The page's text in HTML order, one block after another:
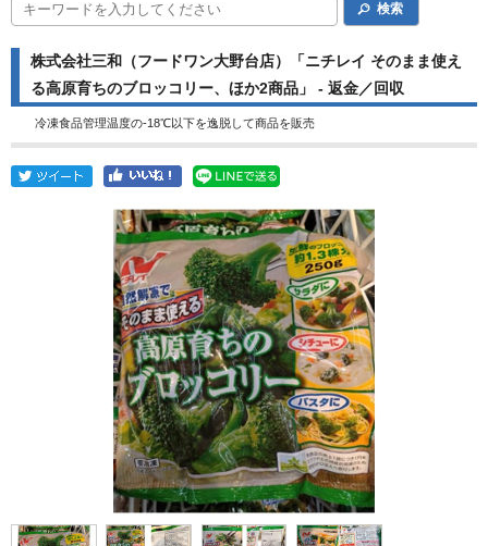
検索
株式会社三和（フードワン大野台店）「ニチレイ そのまま使え
る高原育ちのブロッコリー、ほか2商品」 - 返金／回収
冷凍食品管理温度の-18℃以下を逸脱して商品を販売